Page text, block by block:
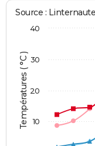
Températures ( °C )
Source :
10
20
30
40